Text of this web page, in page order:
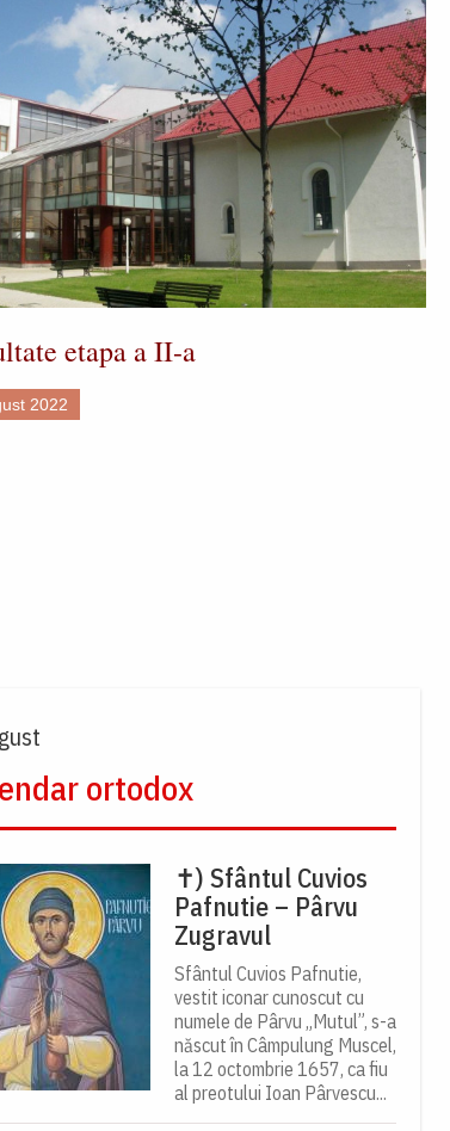
etapa a II-a
2022
ortodox
✝) Sfântul Cuvios
Pafnutie – Pârvu
Zugravul
Sfântul Cuvios Pafnutie,
vestit iconar cunoscut cu
numele de Pârvu „Mutul”, s-a
născut în Câmpulung Muscel,
la 12 octombrie 1657, ca fiu
al preotului Ioan Pârvescu...